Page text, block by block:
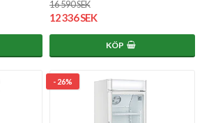
16 590 SEK
12 336 SEK
KÖP
- 26%